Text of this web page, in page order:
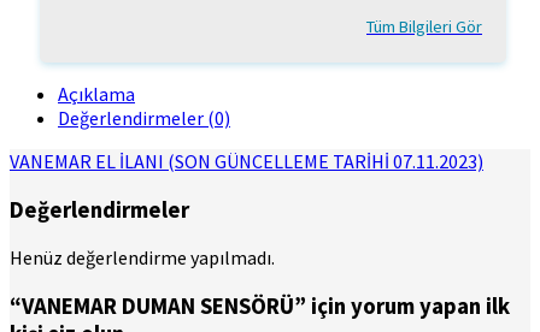
Tüm Bilgileri Gör
Açıklama
Değerlendirmeler (0)
VANEMAR EL İLANI (SON GÜNCELLEME TARİHİ 07.11.2023)
Değerlendirmeler
Henüz değerlendirme yapılmadı.
“VANEMAR DUMAN SENSÖRÜ” için yorum yapan ilk